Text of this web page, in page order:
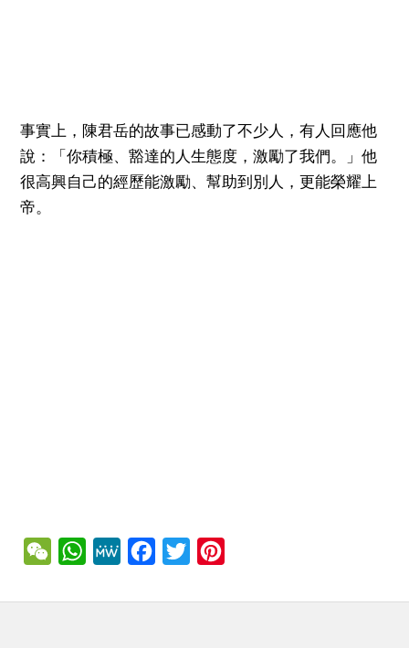
事實上，陳君岳的故事已感動了不少人，有人回應他
說：「你積極、豁達的人生態度，激勵了我們。」他
很高興自己的經歷能激勵、幫助到別人，更能榮耀上
帝。
WeChatWhatsApp
MeWe Facebook
Twitter